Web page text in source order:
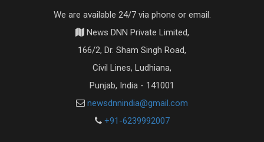
We are available 24/7 via phone or email.
News DNN Private Limited,
166/2, Dr. Sham Singh Road,
Civil Lines, Ludhiana,
Punjab, India - 141001
newsdnnindia@gmail.com
+91-6239992007